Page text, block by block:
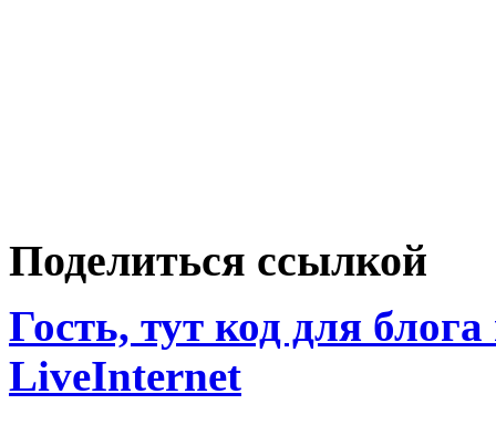
Поделиться ссылкой
Гость, тут код для
LiveInternet